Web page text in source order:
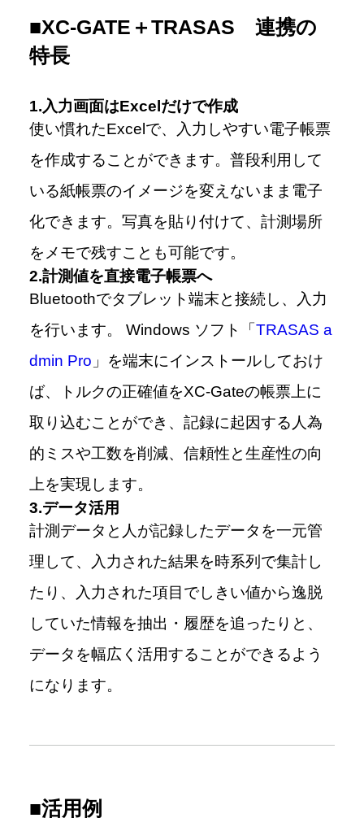
■XC-GATE＋TRASAS 連携の
特長
1.入力画面はExcelだけで作成
使い慣れたExcelで、入力しやすい電子帳票
を作成することができます。普段利用して
いる紙帳票のイメージを変えないまま電子
化できます。写真を貼り付けて、計測場所
をメモで残すことも可能です。
2.計測値を直接電子帳票へ
Bluetoothでタブレット端末と接続し、入力
を行います。 Windows ソフト「 TRASAS a
dmin Pro 」を端末にインストールしておけ
ば、トルクの正確値をXC-Gateの帳票上に
取り込むことができ、記録に起因する人為
的ミスや工数を削減、信頼性と生産性の向
上を実現します。
3.データ活用
計測データと人が記録したデータを一元管
理して、入力された結果を時系列で集計し
たり、入力された項目でしきい値から逸脱
していた情報を抽出・履歴を追ったりと、
データを幅広く活用することができるよう
になります。
■活用例